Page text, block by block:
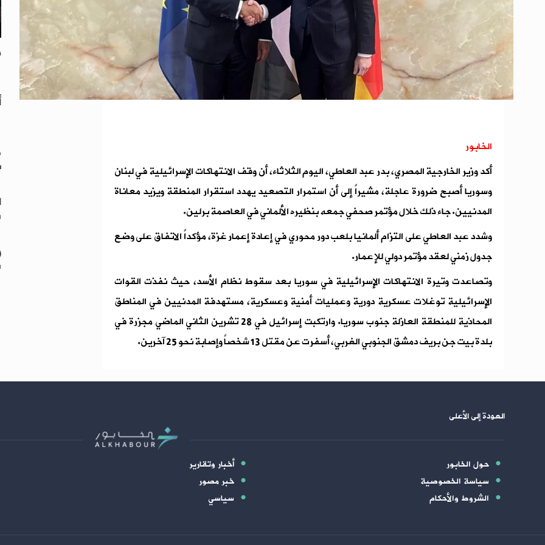
الخابور
أكد وزير الخارجية المصري، بدر عبد العاطي، اليوم الثلاثاء، أن وقف الانتهاكات الإسرائيلية في لبنان
وسوريا أصبح ضرورة عاجلة، مشيراً إلى أن استمرار التصعيد يهدد استقرار المنطقة ويزيد معاناة
المدنيين. جاء ذلك خلال مؤتمر صحفي جمعه بنظيره الألماني في العاصمة برلين.
وشدد عبد العاطي على التزام ألمانيا بلعب دور محوري في إعادة إعمار غزة، مؤكداً الاتفاق على وضع
جدول زمني لعقد مؤتمر دولي للإعمار.
وتصاعدت وتيرة الانتهاكات الإسرائيلية في سوريا بعد سقوط نظام الأسد، حيث نفذت القوات
الإسرائيلية توغلات عسكرية دورية وعمليات أمنية وعسكرية، مستهدفة المدنيين في المناطق
المحاذية للمنطقة العازلة جنوب سوريا. وارتكبت إسرائيل في 28 تشرين الثاني الماضي مجزرة في
بلدة بيت جن بريف دمشق الجنوبي الغربي، أسفرت عن مقتل 13 شخصاً وإصابة نحو 25 آخرين.
العودة إلى الأعلى
حول الخابور
سياسة الخصوصية
الشروط والأحكام
أخبار وتقارير
خبر مصور
سياسي